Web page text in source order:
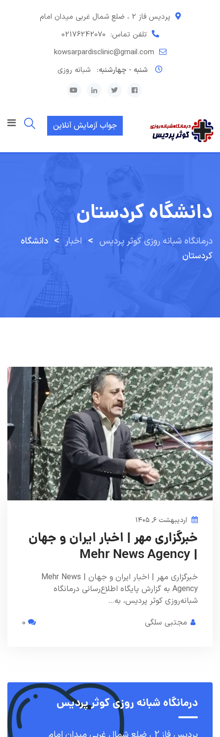
پردیس فاز 2 ، ضلع شمال غربی میدان امام
تلفن تماس: 02176242070
kowsarpardisclinic@gmail.com
شنبه - چهارشنبه:
شبانه روزی
جواب آزمایش آنلاین
دانشگاه کردستان
درمانگاه شبانه روزی کوثر پردیس > اخبار > دانشگاه
کردستان
اردیبهشت ۶, ۱۴۰۵
خبرگزاری مهر | اخبار ایران و جهان
| Mehr News Agency
خبرگزاری مهر | اخبار ایران و جهان | Mehr News
Agency به گزارش پایگاه اطلاع‌رسانی درمانگاه
شبانه‌روزی کوثر پردیس، به…
مجتبی سلگی
درمانگاه شبانه روزی کوثر پردیس